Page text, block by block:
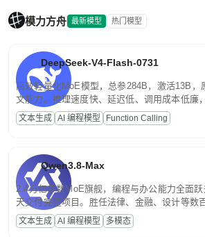
模力方舟 最新模型 热门模型
DeepSeek-V4-Flash-0731
高效轻量化MoE模型，总参284B，激活13B，
文能力。推理速度快、延迟低、调用成本低廉
高并发、轻量化任务，适合日常对话、内容创
文案处理等普惠刚需场景。
文本生成 AI 编程模型 Function Calling
Qwen3.8-Max
2.4万亿参数MoE旗舰，编程与办公能力全面
天交付完整项目。胜任法律、金融、设计等数
话端到端交付生产级成果。原生视觉理解贯穿
程，支持超长文档与长视频的深度语义解析。
文本生成 AI 编程模型 多模态